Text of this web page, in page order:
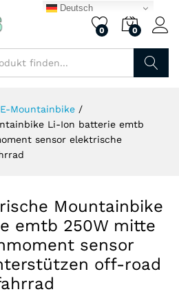
0 0
E-Mountainbike /
Li-Ion batterie emtb
sensor elektrische
Mountainbike
emtb 250W mitte
sensor
off-road
Deutsch